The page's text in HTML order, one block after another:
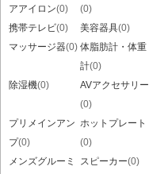
アアイロン(0)
(0)
携帯テレビ(0) 美容器具(0)
マッサージ器(0) 体脂肪計・体重
計(0)
除湿機(0)
AVアクセサリー
(0)
プリメインアン
プ(0)
ホットプレート
(0)
メンズグルーミ
スピーカー(0)